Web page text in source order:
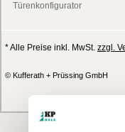
Türenkonfigurator
* Alle Preise inkl. MwSt. zzgl.
© Kufferath + Prüssing GmbH